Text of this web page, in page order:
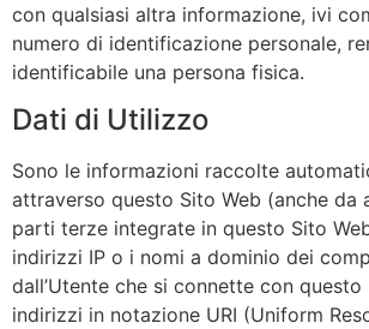
con qualsiasi altra informazione, ivi
numero di identificazione personale,
identificabile una persona fisica.
Dati di Utilizzo
Sono le informazioni raccolte
attraverso questo Sito Web (anche da
parti terze integrate in questo Sito
indirizzi IP o i nomi a dominio dei
dall’Utente che si connette con questo
indirizzi in notazione URI (Uniform